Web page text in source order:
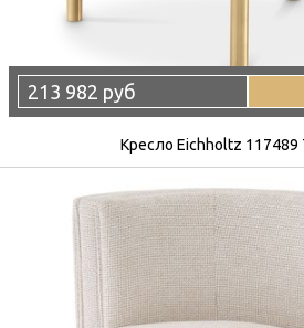
213 982 руб
Кресло Eichholtz 117489